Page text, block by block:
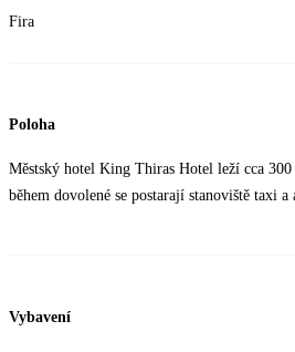
Fira
Poloha
Městský hotel King Thiras Hotel leží cca
během dovolené se postarají stanoviště taxi
Vybavení